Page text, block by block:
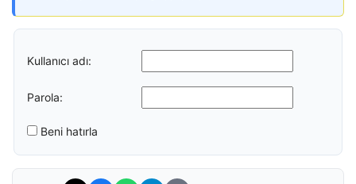
Kullanıcı adı:
Parola:
Beni hatırla